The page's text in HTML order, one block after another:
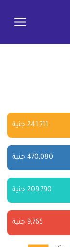
241,711 جنية
470,080 جنية
209,790 جنية
9,765 جنية